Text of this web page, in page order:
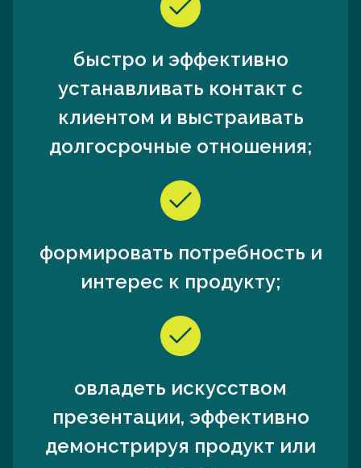
быстро и эффективно
устанавливать контакт с
клиентом и выстраивать
долгосрочные отношения;
формировать потребность и
интерес к продукту;
овладеть искусством
презентации, эффективно
демонстрируя продукт или